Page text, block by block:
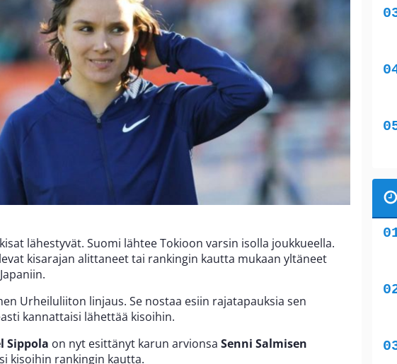
lähestyvät. Suomi lähtee Tokioon varsin isolla joukkueella.
kisarajan alittaneet tai rankingin kautta mukaan yltäneet
Urheiluliiton linjaus. Se nostaa esiin rajatapauksia sen
kannattaisi lähettää kisoihin.
Sippola on nyt esittänyt karun arvionsa Senni Salmisen
kisoihin rankingin kautta.